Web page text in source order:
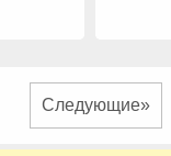
Следующие»